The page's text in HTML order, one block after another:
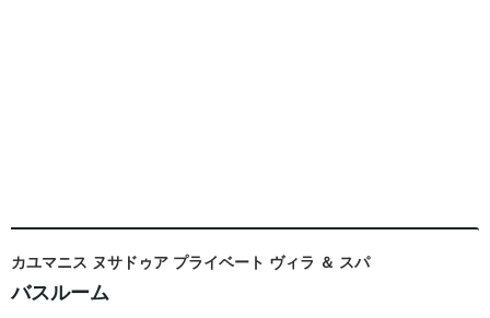
カユマニス ヌサドゥア プライベート ヴィラ ＆ スパ
バスルーム